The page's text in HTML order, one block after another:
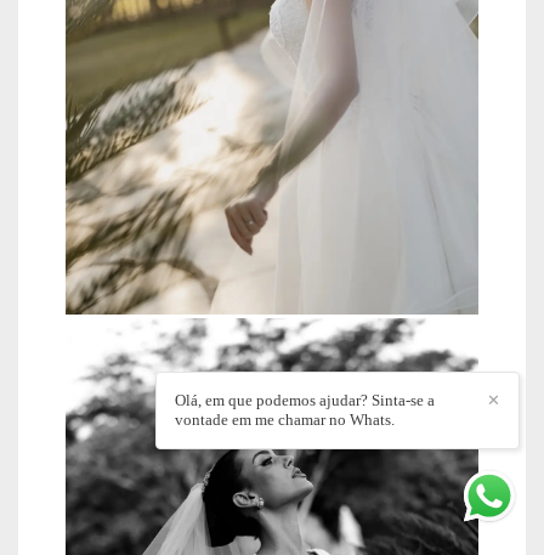
✕
Olá, em que podemos ajudar? Sinta-se a
vontade em me chamar no Whats.